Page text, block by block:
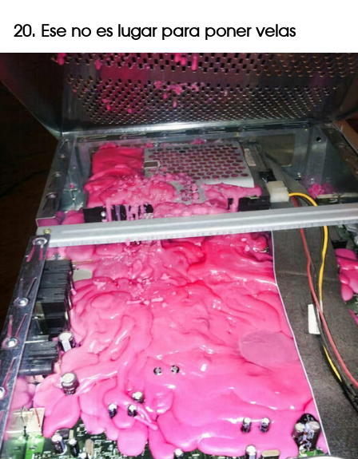
20. Ese no es lugar para poner velas